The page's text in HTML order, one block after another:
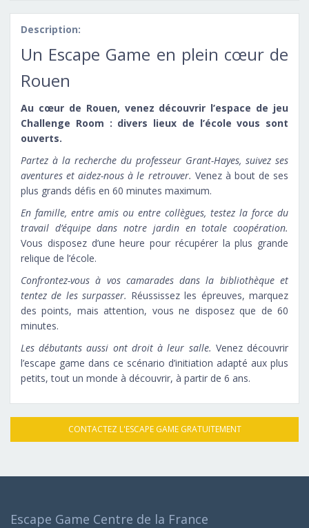
Description:
Un Escape Game en plein cœur de
Rouen
Au cœur de Rouen, venez découvrir l’espace de jeu
Challenge Room : divers lieux de l’école vous sont
ouverts.
Partez à la recherche du professeur Grant-Hayes, suivez ses
aventures et aidez-nous à le retrouver. Venez à bout de ses
plus grands défis en 60 minutes maximum.
En famille, entre amis ou entre collègues, testez la force du
travail d’équipe dans notre jardin en totale coopération.
Vous disposez d’une heure pour récupérer la plus grande
relique de l’école.
Confrontez-vous à vos camarades dans la bibliothèque et
tentez de les surpasser. Réussissez les épreuves, marquez
des points, mais attention, vous ne disposez que de 60
minutes.
Les débutants aussi ont droit à leur salle. Venez découvrir
l’escape game dans ce scénario d’initiation adapté aux plus
petits, tout un monde à découvrir, à partir de 6 ans.
CONTACTEZ L'ESCAPE GAME GRATUITEMENT
Escape Game Centre de la France